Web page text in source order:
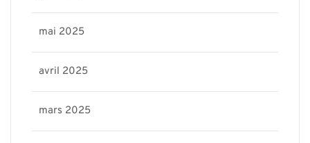
mai 2025
avril 2025
mars 2025